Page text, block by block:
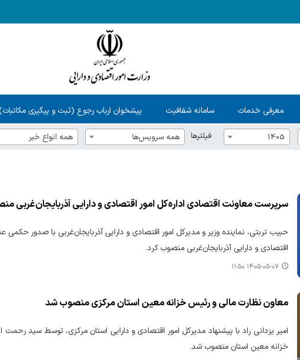
معرفی خدمات سامانه شفافیت پیشخوان ارباب رجوع (ثبت و پیگیری
1405 فیلترها همه سرویس‌ها همه انواع خبر
سرپرست معاونت اقتصادی اداره‌کل امور اقتصادی و دارایی آذربایجان‌غربی
حبیب تربتی، نماینده وزیر و مدیرکل امور اقتصادی و دارایی آذربایجان‌غربی با صدور
اقتصادی و دارایی آذربایجان‌غربی منصوب کرد.
۱۴۰۵-۰۵-۰۷ ۱۱:۵۰
معاون نظارت مالی و رئیس خزانه معین استان مرکزی منصوب شد
امیر یزدانی راد با پیشنهاد مدیرکل امور اقتصادی و دارایی استان مرکزی، توسط سید
خزانه معین استان منصوب شد.